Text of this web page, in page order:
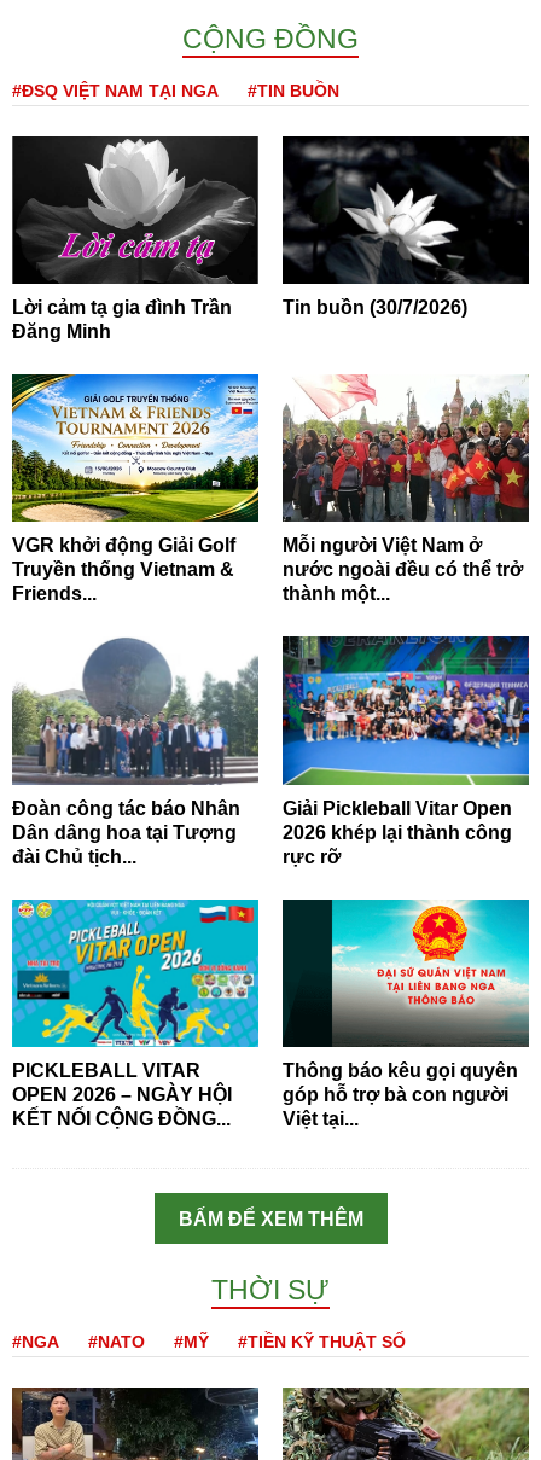
CỘNG ĐỒNG
#ĐSQ VIỆT NAM TẠI NGA #TIN BUỒN
Lời cảm tạ gia đình Trần
Đăng Minh
Tin buồn (30/7/2026)
VGR khởi động Giải Golf
Truyền thống Vietnam &
Friends...
Mỗi người Việt Nam ở
nước ngoài đều có thể trở
thành một...
Đoàn công tác báo Nhân
Dân dâng hoa tại Tượng
đài Chủ tịch...
Giải Pickleball Vitar Open
2026 khép lại thành công
rực rỡ
PICKLEBALL VITAR
OPEN 2026 – NGÀY HỘI
KẾT NỐI CỘNG ĐỒNG...
Thông báo kêu gọi quyên
góp hỗ trợ bà con người
Việt tại...
BẤM ĐỂ XEM THÊM
THỜI SỰ
#NGA #NATO #MỸ #TIỀN KỸ THUẬT SỐ